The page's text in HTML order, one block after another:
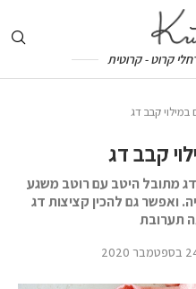
קרוט - קרוטית
במילוי קבב דג
קבב דג
מתובל היטב עם רוטב משגע
ואפשר גם להכין קציצות דג
תערובת
2020